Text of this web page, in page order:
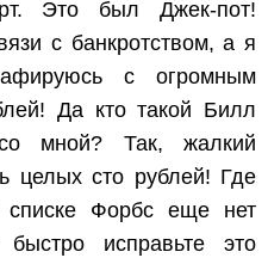
Это был Джек-пот!
с банкротством, а я
с огромным
Да кто такой Билл
мной? Так, жалкий
целых сто рублей! Где
Форбс еще нет
исправьте это